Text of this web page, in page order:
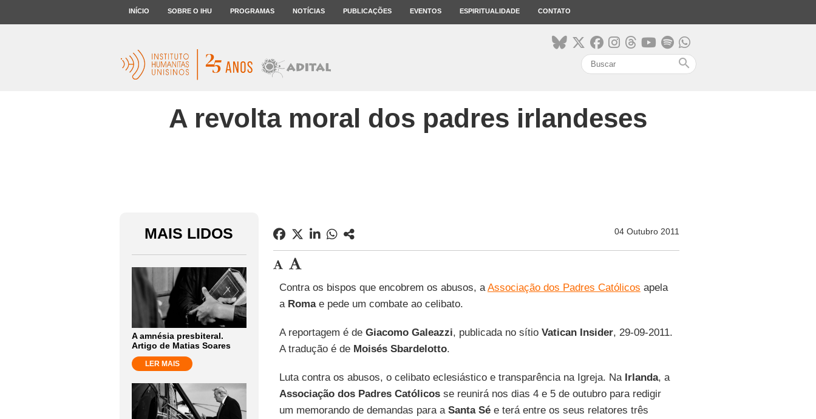
INÍCIO SOBRE O IHU PROGRAMAS NOTÍCIAS PUBLICAÇÕES EVENTOS ESPIRITUALIDADE CONTATO
search
A revolta moral dos padres irlandeses
MAIS LIDOS
A amnésia presbiteral.
Artigo de Matias Soares
LER MAIS
04 Outubro 2011
Contra os bispos que encobrem os abusos, aAssociação dos Padres Católicos apela
a Romae pede um combate ao celibato.
A reportagem é de Giacomo Galeazzi, publicada no sítio Vatican Insider, 29-09-2011.
A tradução é de Moisés Sbardelotto.
Luta contra os abusos, o celibato eclesiástico e transparência na Igreja. Na Irlanda, a
Associação dos Padres Católicosse reunirá nos dias 4 e 5 de outubro para redigir
um memorando de demandas para a Santa Sée terá entre os seus relatores três